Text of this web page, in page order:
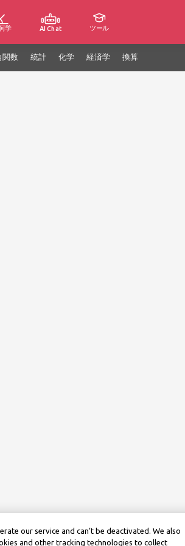
学 AI Chat ツール
関数 統計 化学 経済学 換算
our service and can’t be deactivated. We also
and other tracking technologies to collect